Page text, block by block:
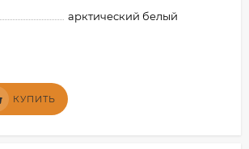
арктический белый
КУПИТЬ